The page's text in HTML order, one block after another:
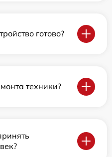
готово?
техники?